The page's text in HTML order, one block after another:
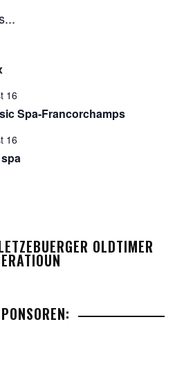
16
Spa-Francorchamps
16
OLDTIMER